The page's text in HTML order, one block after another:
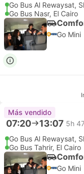
Go Bus Al Rewaysat,
Go Bus Nasr, El Cairo
Go Mini
Más vendido
07:20 13:07 5h
Go Bus Al Rewaysat,
Go Bus Tahrir, El Cairo
Go Mini